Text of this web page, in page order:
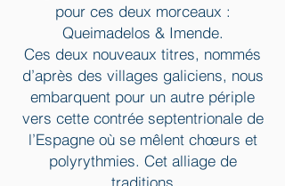
pour ces deux morceaux :
Queimadelos & Imende.
Ces deux nouveaux titres, nommés
d’après des villages galiciens, nous
embarquent pour un autre périple
vers cette contrée septentrionale de
l’Espagne où se mêlent chœurs et
polyrythmies. Cet alliage de
traditions